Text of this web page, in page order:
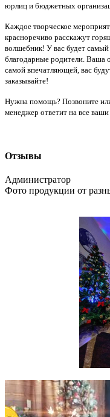
юрлиц и бюджетных
Каждое творческое
красноречиво расскажут
волшебник! У вас будет
благодарные родители. Ваша
самой впечатляющей, вас
заказывайте!
Нужна помощь? Позвоните или
менеджер ответит на все
Отзывы
Администратор
Фото продукции от